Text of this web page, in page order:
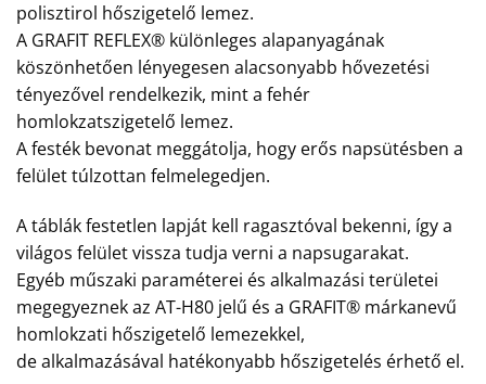
polisztirol hőszigetelő lemez.
A GRAFIT REFLEX® különleges alapanyagának
köszönhetően lényegesen alacsonyabb hővezetési
tényezővel rendelkezik, mint a fehér
homlokzatszigetelő lemez.
A festék bevonat meggátolja, hogy erős napsütésben a
felület túlzottan felmelegedjen.
A táblák festetlen lapját kell ragasztóval bekenni, így a
világos felület vissza tudja verni a napsugarakat.
Egyéb műszaki paraméterei és alkalmazási területei
megegyeznek az AT-H80 jelű és a GRAFIT® márkanevű
homlokzati hőszigetelő lemezekkel,
de alkalmazásával hatékonyabb hőszigetelés érhető el.